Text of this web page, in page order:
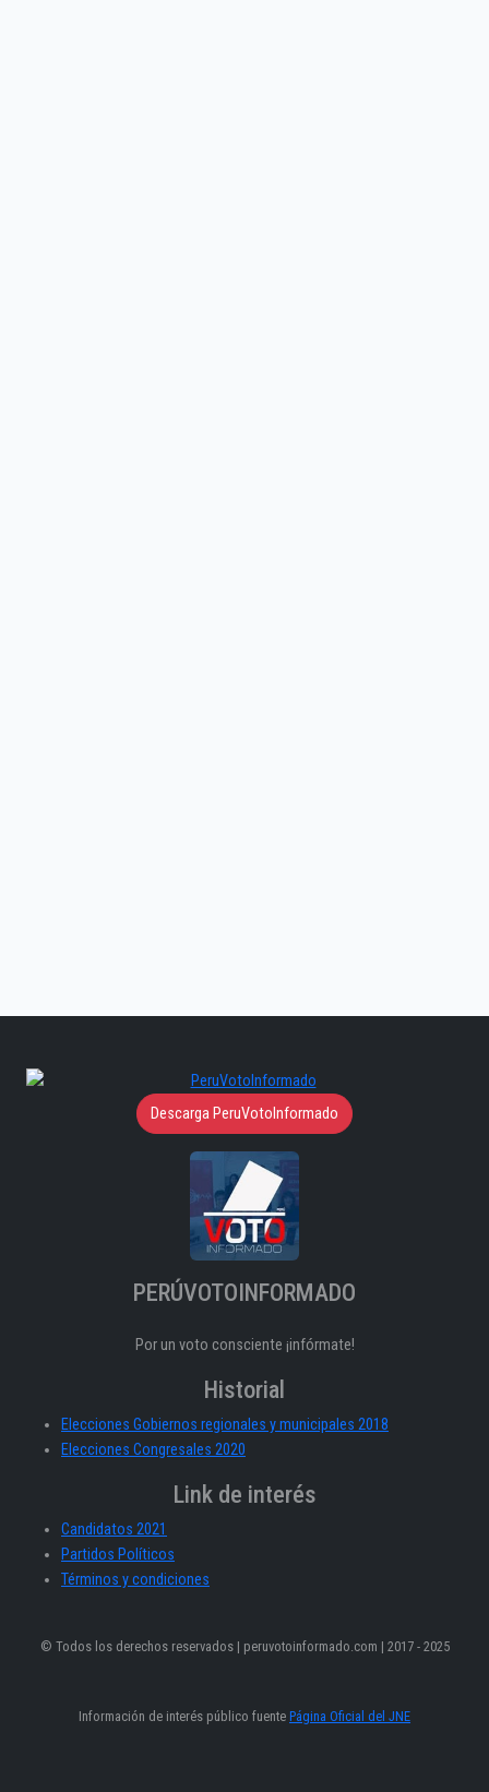
Descarga PeruVotoInformado
PERÚVOTOINFORMADO
Por un voto consciente ¡infórmate!
Historial
Elecciones Gobiernos regionales y municipales 2018
Elecciones Congresales 2020
Link de interés
Candidatos 2021
Partidos Políticos
Términos y condiciones
© Todos los derechos reservados | peruvotoinformado.com | 2017 - 2025
Información de interés público fuente Página Oficial del JNE